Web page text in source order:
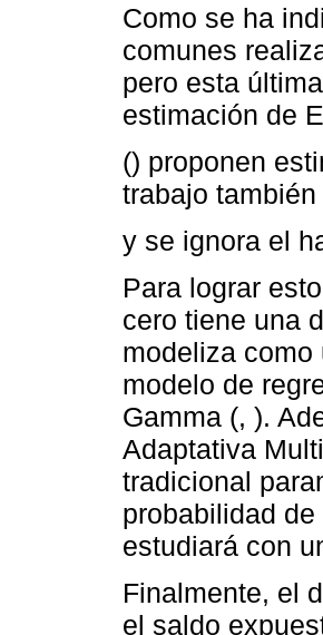
Como se ha
comunes
pero esta
estimación de
() proponen
trabajo
y se ignora el
Para lograr
cero tiene una
modeliza como
modelo de
Gamma (, ).
Adaptativa
tradicional
probabilidad
estudiará con
Finalmente, el
el saldo